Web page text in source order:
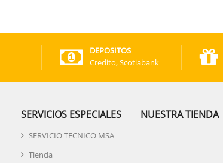
DEPOSITOS
Credito, Scotiabank
SERVICIOS ESPECIALES
SERVICIO TECNICO MSA
Tienda
NUESTRA TIENDA